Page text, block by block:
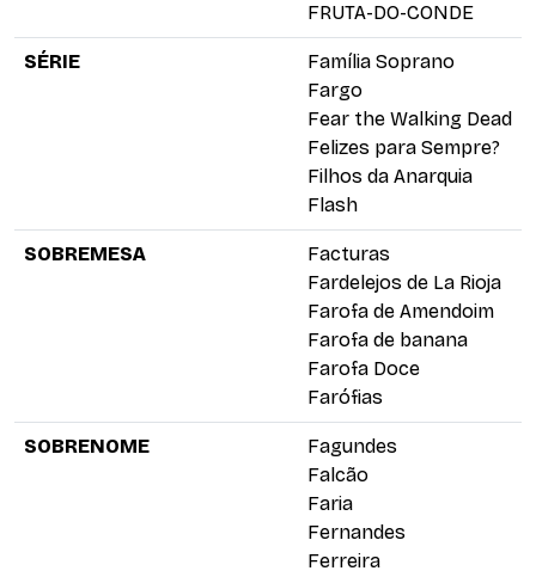
FRUTA-DO-CONDE
SÉRIE
Família Soprano
Fargo
Fear the Walking Dead
Felizes para Sempre?
Filhos da Anarquia
Flash
SOBREMESA
Facturas
Fardelejos de La Rioja
Farofa de Amendoim
Farofa de banana
Farofa Doce
Farófias
SOBRENOME
Fagundes
Falcão
Faria
Fernandes
Ferreira